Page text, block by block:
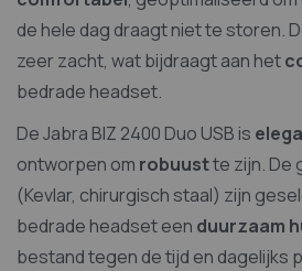
de hele dag draagt niet te storen.
zeer zacht, wat bijdraagt aan het
bedrade headset.
De Jabra BIZ 2400 Duo USB is
ontworpen om robuustte zijn. De
(Kevlar, chirurgisch staal) zijn
bedrade headset een duurzaam
bestand tegen de tijd en dagelijks